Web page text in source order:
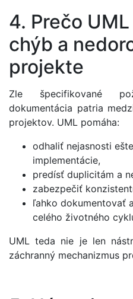
4. Prečo
chýb a
projekte
Zle špecifikované
dokumentácia patria
projektov. UML pomáha:
odhaliť nejasnosti
implementácie,
predísť duplicitám a
zabezpečiť
ľahko dokumentovať
celého životného
UML teda nie je len
záchranný mechanizmus